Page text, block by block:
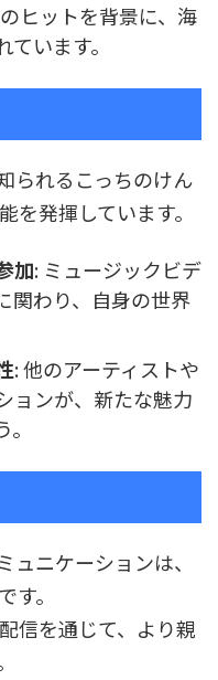
ヒットを背景に、海
います。
られるこっちのけん
を発揮しています。
加: ミュージックビデ
関わり、自身の世界
: 他のアーティストや
ョンが、新たな魅力
ニケーションは、
。
信を通じて、より親